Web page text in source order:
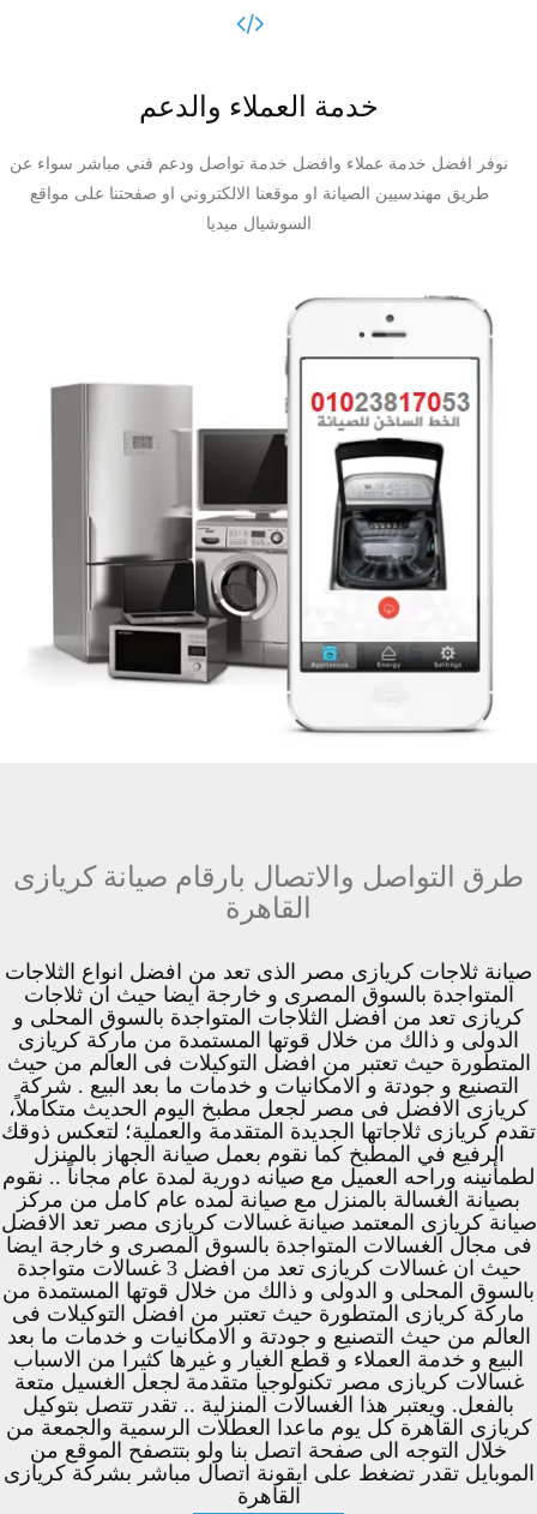
خدمة العملاء والدعم
نوفر افضل خدمة عملاء وافضل خدمة تواصل ودعم فني مباشر سواء عن
طريق مهندسيين الصيانة او موقعنا الالكتروني او صفحتنا على مواقع
السوشيال ميديا
طرق التواصل والاتصال بارقام صيانة كريازى
القاهرة
صيانة ثلاجات كريازى مصر الذى تعد من افضل انواع الثلاجات
المتواجدة بالسوق المصرى و خارجة ايضا حيث ان ثلاجات
كريازى تعد من افضل الثلاجات المتواجدة بالسوق المحلى و
الدولى و ذالك من خلال قوتها المستمدة من ماركة كريازى
المتطورة حيث تعتبر من افضل التوكيلات فى العالم من حيث
التصنيع و جودتة و الامكانيات و خدمات ما بعد البيع . شركة
كريازى الافضل فى مصر لجعل مطبخ اليوم الحديث متكاملاً،
تقدم كريازى ثلاجاتها الجديدة المتقدمة والعملية؛ لتعكس ذوقك
الرفيع في المطبخ كما نقوم بعمل صيانة الجهاز بالمنزل
لطمأنينه وراحه العميل مع صيانه دورية لمدة عام مجاناً .. نقوم
بصيانة الغسالة بالمنزل مع صيانة لمده عام كامل من مركز
صيانة كريازى المعتمد صيانة غسالات كريازى مصر تعد الافضل
فى مجال الغسالات المتواجدة بالسوق المصرى و خارجة ايضا
حيث ان غسالات كريازى تعد من افضل 3 غسالات متواجدة
بالسوق المحلى و الدولى و ذالك من خلال قوتها المستمدة من
ماركة كريازى المتطورة حيث تعتبر من افضل التوكيلات فى
العالم من حيث التصنيع و جودتة و الامكانيات و خدمات ما بعد
البيع و خدمة العملاء و قطع الغيار و غيرها كثيرا من الاسباب
غسالات كريازى مصر تكنولوجيا متقدمة لجعل الغسيل متعة
بالفعل. ويعتبر هذا الغسالات المنزلية .. تقدر تتصل بتوكيل
كريازى القاهرة كل يوم ماعدا العطلات الرسمية والجمعة من
خلال التوجه الى صفحة اتصل بنا ولو بتتصفح الموقع من
الموبايل تقدر تضغط على ايقونة اتصال مباشر بشركة كريازى
القاهرة